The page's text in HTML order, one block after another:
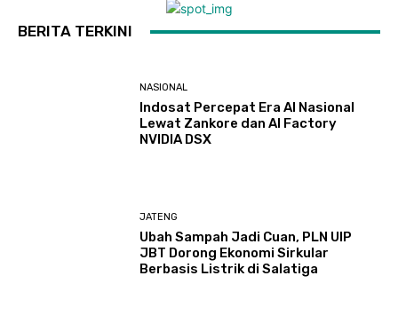
BERITA TERKINI
NASIONAL
Indosat Percepat Era AI Nasional
Lewat Zankore dan AI Factory
NVIDIA DSX
JATENG
Ubah Sampah Jadi Cuan, PLN UIP
JBT Dorong Ekonomi Sirkular
Berbasis Listrik di Salatiga